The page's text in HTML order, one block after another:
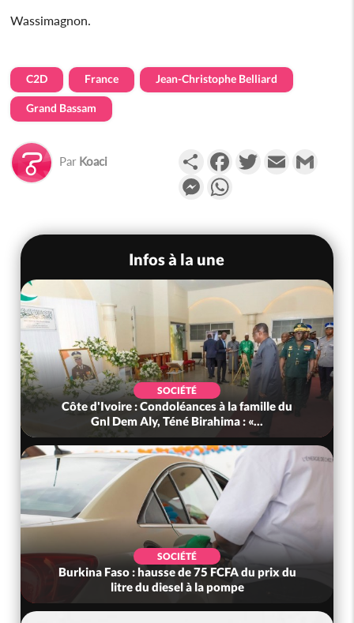
Wassimagnon.
C2D France Jean-Christophe Belliard
Grand Bassam
Par Koaci PartagerFacebookTwitterEmail
Messenger
Infos à la une
SOCIÉTÉ
Côte d'Ivoire : Condoléances à la famille du
Gnl Dem Aly, Téné Birahima : «...
SOCIÉTÉ
Burkina Faso : hausse de 75 FCFA du prix du
litre du diesel à la pompe